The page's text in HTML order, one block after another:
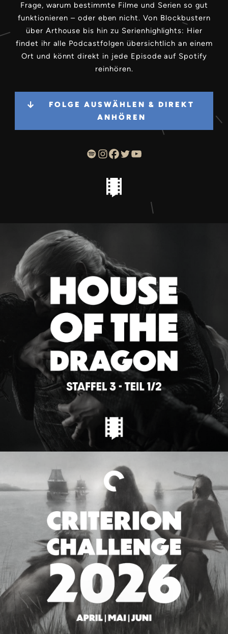
Frage, warum bestimmte Filme und Serien so gut
funktionieren – oder eben nicht. Von Blockbustern
über Arthouse bis hin zu Serienhighlights: Hier
findet ihr alle Podcastfolgen übersichtlich an einem
Ort und könnt direkt in jede Episode auf Spotify
reinhören.
FOLGE AUSWÄHLEN & DIREKT
ANHÖREN